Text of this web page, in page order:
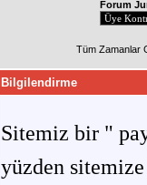
Forum
Tüm Zamanlar
Bilgilendirme
Sitemiz bir "
yüzden